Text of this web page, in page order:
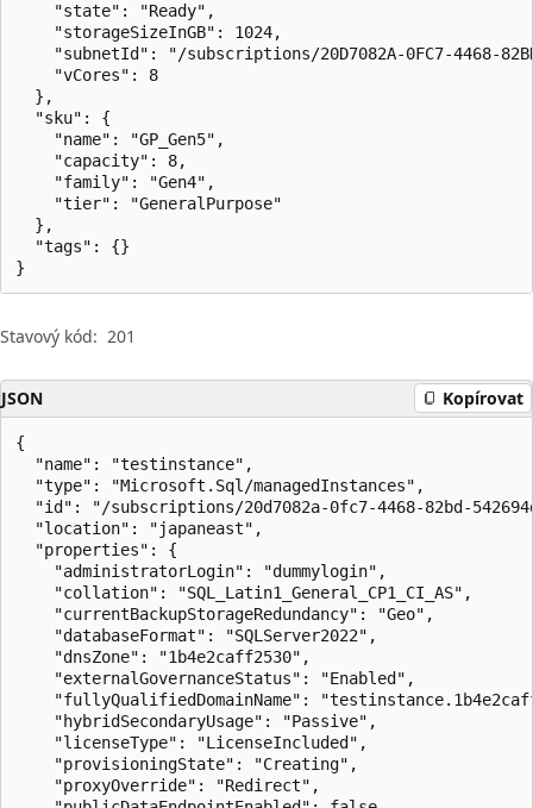
    "state": "Ready",
    "storageSizeInGB": 1024,
"subnetId": "/subscriptions/20D7082A-0FC7-4468-
    "vCores": 8
  },
  "sku": {
    "name": "GP_Gen5",
    "capacity": 8,
    "family": "Gen4",
    "tier": "GeneralPurpose"
  },
  "tags": {}
}
Stavový kód: 201
JSON Kopírovat
{
  "name": "testinstance",
  "type": "Microsoft.Sql/managedInstances",
"id": "/subscriptions/20d7082a-0fc7-4468-82bd-
  "location": "japaneast",
  "properties": {
    "administratorLogin": "dummylogin",
    "collation": "SQL_Latin1_General_CP1_CI_AS",
    "currentBackupStorageRedundancy": "Geo",
    "databaseFormat": "SQLServer2022",
    "dnsZone": "1b4e2caff2530",
    "externalGovernanceStatus": "Enabled",
"fullyQualifiedDomainName":
    "hybridSecondaryUsage": "Passive",
    "licenseType": "LicenseIncluded",
    "provisioningState": "Creating",
    "proxyOverride": "Redirect",